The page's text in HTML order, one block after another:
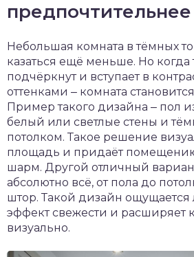
предпочтительнее
Небольшая комната в тёмных
казаться ещё меньше. Но
подчёркнут и вступает в
оттенками ‒ комната
Пример такого дизайна ‒ пол
белый или светлые стены и
потолком. Такое решение
площадь и придаёт
шарм. Другой отличный
абсолютно всё, от пола до
штор. Такой дизайн ощущается
эффект свежести и расширяет
визуально.